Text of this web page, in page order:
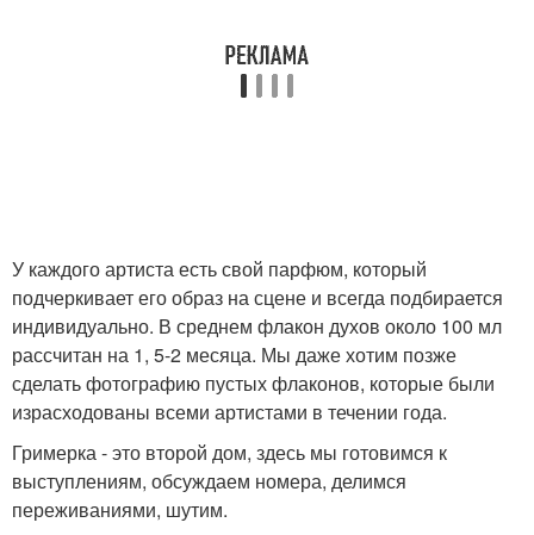
У каждого артиста есть свой парфюм, который
подчеркивает его образ на сцене и всегда подбирается
индивидуально. В среднем флакон духов около 100 мл
рассчитан на 1, 5-2 месяца. Мы даже хотим позже
сделать фотографию пустых флаконов, которые были
израсходованы всеми артистами в течении года.
Гримерка - это второй дом, здесь мы готовимся к
выступлениям, обсуждаем номера, делимся
переживаниями, шутим.